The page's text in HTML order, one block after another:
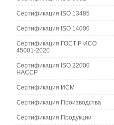
Сертификация ISO 13485
Сертификация ISO 14000
Сертификация ГОСТ Р ИСО
45001-2020
Сертификация ISO 22000
HACCP
Сертификация ИСМ
Сертификация Производства
Сертификация Продукции